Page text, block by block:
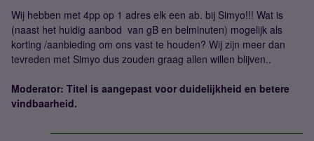
Wij hebben met 4pp op 1 adres elk een ab. bij Simyo!!! Wat is
(naast het huidig aanbod van gB en belminuten) mogelijk als
korting /aanbieding om ons vast te houden? Wij zijn meer dan
tevreden met Simyo dus zouden graag allen willen blijven..
Moderator: Titel is aangepast voor duidelijkheid en betere
vindbaarheid.